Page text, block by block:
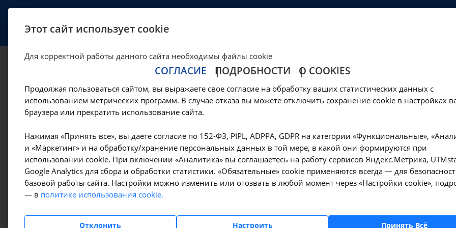
Введение и извлечение
поддерживающего кольца(пессария)
Иркутске
Цены в Иркутске — Манипуляции гинекологические — Введение и извлечение влагалищного поддерживающего кольца(пессария)
Оформите заявку на сайте, мы свяжемся с
поликлинические услуги
Да, верно
Этот сайт использует cookie
Для корректной работы данного сайта необходимы файлы cookie
СОГЛАСИЕ ПОДРОБНОСТИ О COOKIES
Продолжая пользоваться сайтом, вы выражаете свое согласие на обработку ваших статистических данных с
использованием метрических программ. В случае отказа вы можете отключить сохранение cookie в настройках
браузера или прекратить использование сайта.
Нажимая «Принять все», вы даёте согласие по 152-ФЗ, PIPL, ADPPA, GDPR на категории «Функциональные»,
и «Маркетинг» и на обработку/хранение персональных данных в той мере, в какой они формируются при
использовании cookie. При включении «Аналитика» вы соглашаетесь на работу сервисов Яндекс.Метрика,
Google Analytics для сбора и обработки статистики. «Обязательные» cookie применяются всегда — для
базовой работы сайта. Настройки можно изменить или отозвать в любой момент через «Настройки cookie»,
— в политике использования cookie.
Отклонить Настроить Принять Всё